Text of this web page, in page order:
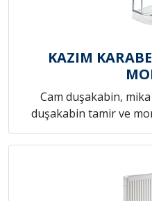
KAZIM
Cam duşakabin,
duşakabin tamir ve